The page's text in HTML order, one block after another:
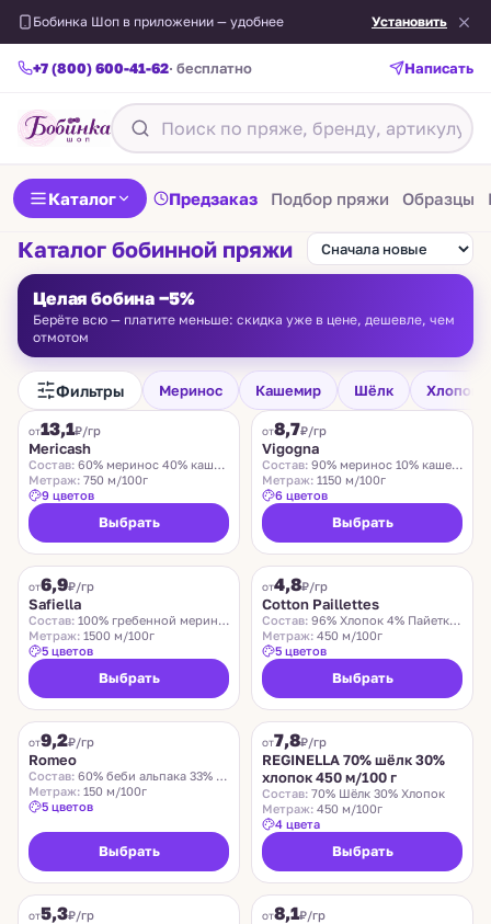
Бобинка Шоп в приложении — удобнее Установить
+7 (800) 600-41-62· бесплатно Написать
Каталог Предзаказ Подбор пряжи Образцы
Каталог бобинной пряжи
Целая бобина −5%
Берёте всю — платите меньше: скидка уже в цене, дешевле, чем
отмотом
Фильтры Меринос Кашемир Шёлк Хлопок
FILAMORE
от13,1₽/гр
Mericash
Состав: 60% меринос 40% кашемир
Метраж: 750 м/100г
9 цветов
Выбрать
VIGOGNA
от8,7₽/гр
Vigogna
Состав: 90% меринос 10% кашемир
Метраж: 1150 м/100г
6 цветов
Выбрать
от6,9₽/гр
Safiella
Состав: 100% гребенной меринос
Метраж: 1500 м/100г
5 цветов
Выбрать
от4,8₽/гр
Cotton Paillettes
Состав: 96% Хлопок 4% Пайетки Полиэстер
Метраж: 450 м/100г
5 цветов
Выбрать
от9,2₽/гр
Romeo
Состав: 60% беби альпака 33% меринос 7% нейлон
Метраж: 150 м/100г
5 цветов
Выбрать
от7,8₽/гр
REGINELLA 70% шёлк 30%
хлопок 450 м/100 г
Состав: 70% Шёлк 30% Хлопок
Метраж: 450 м/100г
4 цвета
Выбрать
от5,3₽/гр от8,1₽/гр